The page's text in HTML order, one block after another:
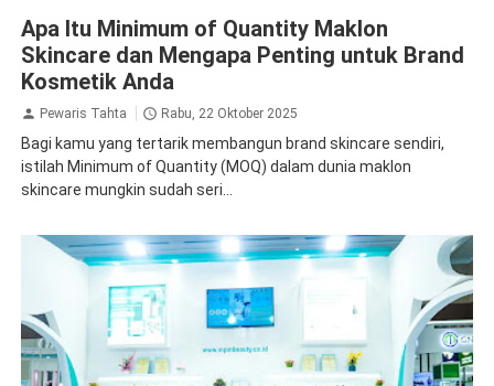
Apa Itu Minimum of Quantity Maklon
Skincare dan Mengapa Penting untuk Brand
Kosmetik Anda
Pewaris Tahta Rabu, 22 Oktober 2025
Bagi kamu yang tertarik membangun brand skincare sendiri,
istilah Minimum of Quantity (MOQ) dalam dunia maklon
skincare mungkin sudah seri...